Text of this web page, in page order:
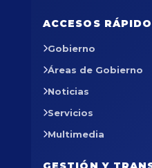
ACCESOS
Gobierno
Áreas de Gobierno
Noticias
Servicios
Multimedia